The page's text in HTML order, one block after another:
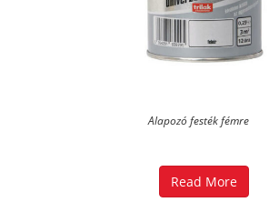
Alapozó festék fémre
Read More